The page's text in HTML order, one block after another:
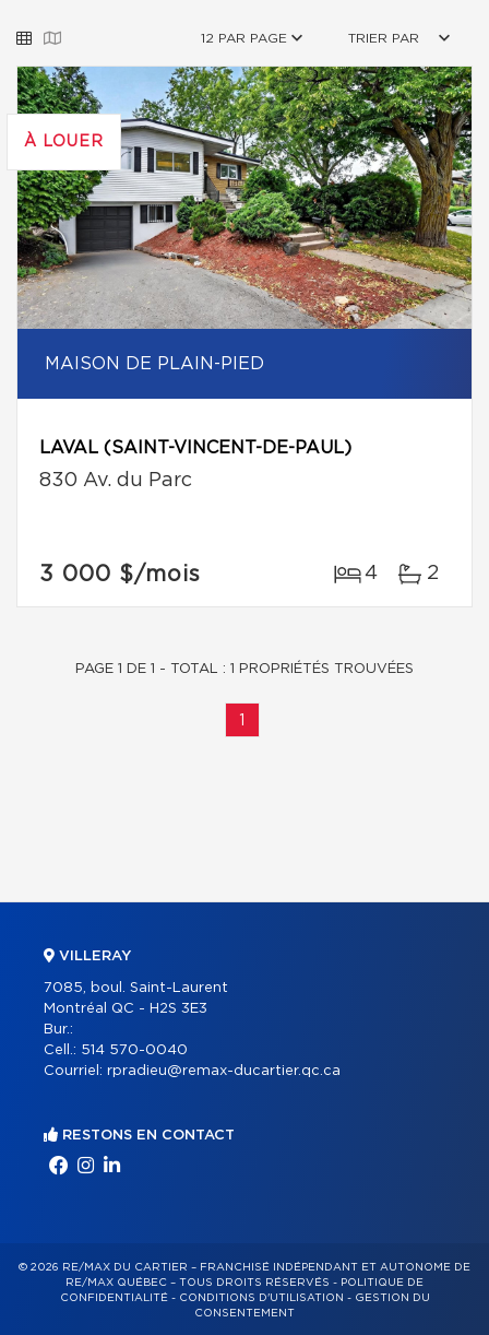
12 PAR PAGE TRIER PAR
À LOUER
MAISON DE PLAIN-PIED
LAVAL (SAINT-VINCENT-DE-PAUL)
830 Av. du Parc
3 000 $/mois 4 2
PAGE 1 DE 1 - TOTAL : 1 PROPRIÉTÉS TROUVÉES
VILLERAY
7085, boul. Saint-Laurent
Montréal QC - H2S 3E3
Bur.:
Cell.: 514 570-0040
Courriel: rpradieu@remax-ducartier.qc.ca
RESTONS EN CONTACT
© 2026 RE/MAX DU CARTIER – FRANCHISÉ INDÉPENDANT ET AUTONOME DE
RE/MAX QUÉBEC – TOUS DROITS RÉSERVÉS - POLITIQUE DE
CONFIDENTIALITÉ- CONDITIONS D'UTILISATION - GESTION DU
CONSENTEMENT